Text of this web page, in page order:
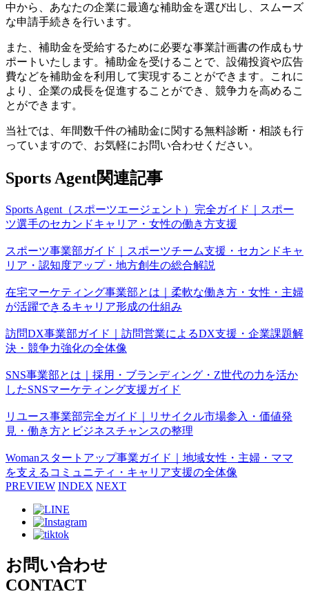
中から、あなたの企業に最適な補助金を選び出し、スムーズ
な申請手続きを行います。
また、補助金を受給するために必要な事業計画書の作成もサ
ポートいたします。補助金を受けることで、設備投資や広告
費などを補助金を利用して実現することができます。これに
より、企業の成長を促進することができ、競争力を高めるこ
とができます。
当社では、年間数千件の補助金に関する無料診断・相談も行
っていますので、お気軽にお問い合わせください。
Sports Agent関連記事
Sports Agent（スポーツエージェント）完全ガイド｜スポー
ツ選手のセカンドキャリア・女性の働き方支援
スポーツ事業部ガイド｜スポーツチーム支援・セカンドキャ
リア・認知度アップ・地方創生の総合解説
在宅マーケティング事業部とは｜柔軟な働き方・女性・主婦
が活躍できるキャリア形成の仕組み
訪問DX事業部ガイド｜訪問営業によるDX支援・企業課題解
決・競争力強化の全体像
SNS事業部とは｜採用・ブランディング・Z世代の力を活か
したSNSマーケティング支援ガイド
リユース事業部完全ガイド｜リサイクル市場参入・価値発
見・働き方とビジネスチャンスの整理
Womanスタートアップ事業ガイド｜地域女性・主婦・ママ
を支えるコミュニティ・キャリア支援の全体像
PREVIEW INDEX NEXT
お問い合わせ
CONTACT